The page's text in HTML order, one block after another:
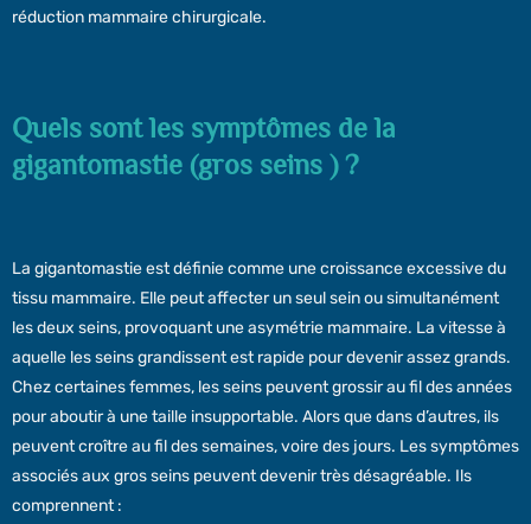
réduction mammaire chirurgicale.
Quels sont les symptômes de la
gigantomastie (gros seins ) ?
La gigantomastie est définie comme une croissance excessive du
tissu mammaire. Elle peut affecter un seul sein ou simultanément
les deux seins, provoquant une asymétrie mammaire. La vitesse à
aquelle les seins grandissent est rapide pour devenir assez grands.
Chez certaines femmes, les seins peuvent grossir au fil des années
pour aboutir à une taille insupportable. Alors que dans d’autres, ils
peuvent croître au fil des semaines, voire des jours. Les symptômes
associés aux gros seins peuvent devenir très désagréable. Ils
comprennent :